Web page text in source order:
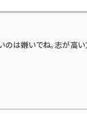
のは嫌いでね。志が高